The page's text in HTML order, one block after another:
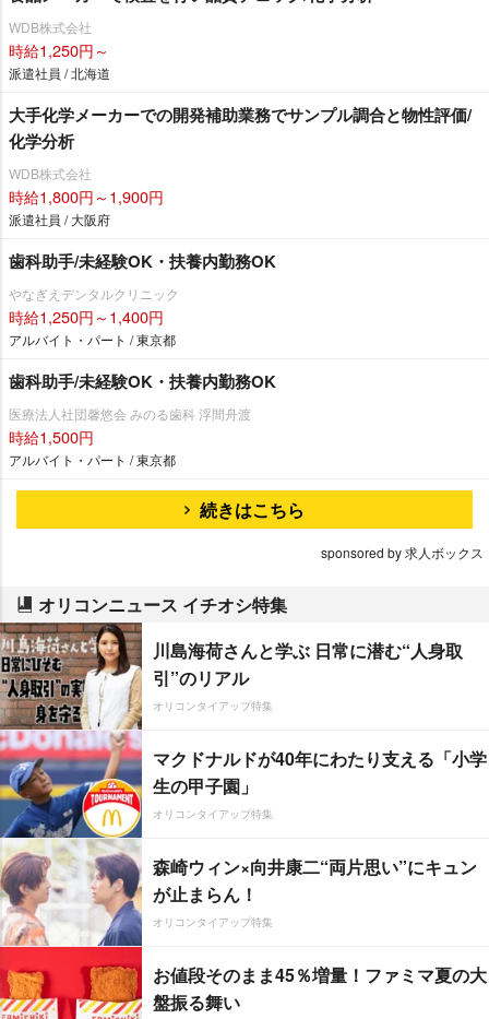
WDB株式会社
時給1,250円～
派遣社員 / 北海道
大手化学メーカーでの開発補助業務でサンプル調合と物性評価/
化学分析
WDB株式会社
時給1,800円～1,900円
派遣社員 / 大阪府
歯科助手/未経験OK・扶養内勤務OK
なぎえデンタルクリニック
時給1,250円～1,400円
アルバイト・パート / 東京都
歯科助手/未経験OK・扶養内勤務OK
医療法人社団馨悠会 みのる歯科 浮間舟渡
時給1,500円
アルバイト・パート / 東京都
続きはこちら
sponsored by 求人ボックス
オリコンニュース イチオシ特集
川島海荷さんと学ぶ 日常に潜む“人身取
引”のリアル
オリコンタイアップ特集
マクドナルドが40年にわたり支える「小学
生の甲子園」
オリコンタイアップ特集
森崎ウィン×向井康二“両片思い”にキュン
が止まらん！
オリコンタイアップ特集
お値段そのまま45％増量！ファミマ夏の大
盤振る舞い